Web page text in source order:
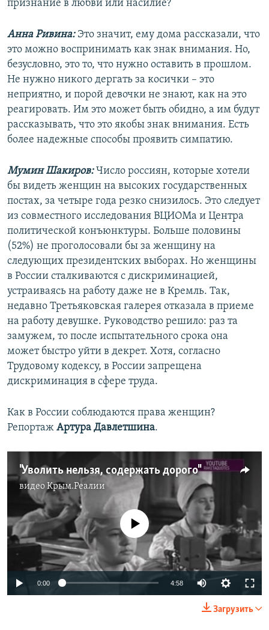
признание в любви или насилие?
Анна Ривина: Это значит, ему дома рассказали, что
это можно воспринимать как знак внимания. Но,
безусловно, это то, что нужно оставить в прошлом.
Не нужно никого дергать за косички – это
неприятно, и порой девочки не знают, как на это
реагировать. Им это может быть обидно, а им будут
рассказывать, что это якобы знак внимания. Есть
более надежные способы проявить симпатию.
Мумин Шакиров:Число россиян, которые хотели
бы видеть женщин на высоких государственных
постах, за четыре года резко снизилось. Это следует
из совместного исследования ВЦИОМа и Центра
политической конъюнктуры. Больше половины
(52%) не проголосовали бы за женщину на
следующих президентских выборах. Но женщины
в России сталкиваются с дискриминацией,
устраиваясь на работу даже не в Кремль. Так,
недавно Третьяковская галерея отказала в приеме
на работу девушке. Руководство решило: раз та
замужем, то после испытательного срока она
может быстро уйти в декрет. Хотя, согласно
Трудовому кодексу, в России запрещена
дискриминация в сфере труда.
Как в России соблюдаются права женщин?
Репортаж Артура Давлетшина.
"Уволить нельзя, содержать дорого"
видеоКрым.Реалии
No media source currently available
0:00 4:58 Auto
270p
Загрузить